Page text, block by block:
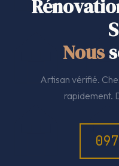
Nous
Artisan vérifié.
rapidement.